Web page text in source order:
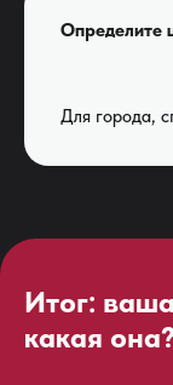
Определите
Для города,
Итог:
какая